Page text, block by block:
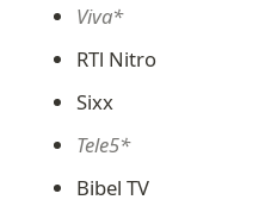
Viva*
RTl Nitro
Sixx
Tele5*
Bibel TV